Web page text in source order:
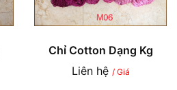
Chỉ Cotton Dạng Kg
Liên hệ / Giá